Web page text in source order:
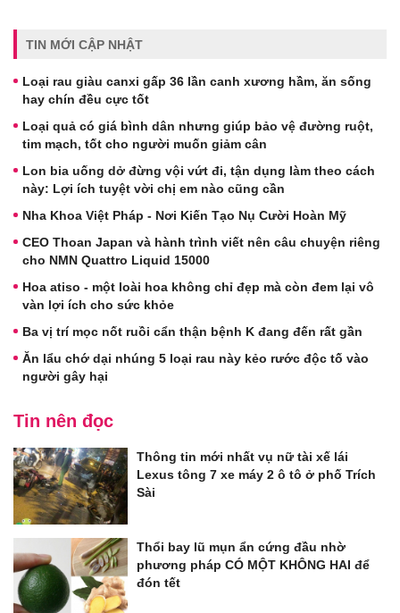
TIN MỚI CẬP NHẬT
Loại rau giàu canxi gấp 36 lần canh xương hầm, ăn sống
hay chín đều cực tốt
Loại quả có giá bình dân nhưng giúp bảo vệ đường ruột,
tim mạch, tốt cho người muốn giảm cân
Lon bia uống dở đừng vội vứt đi, tận dụng làm theo cách
này: Lợi ích tuyệt vời chị em nào cũng cần
Nha Khoa Việt Pháp - Nơi Kiến Tạo Nụ Cười Hoàn Mỹ
CEO Thoan Japan và hành trình viết nên câu chuyện riêng
cho NMN Quattro Liquid 15000
Hoa atiso - một loài hoa không chỉ đẹp mà còn đem lại vô
vàn lợi ích cho sức khỏe
Ba vị trí mọc nốt ruồi cẩn thận bệnh K đang đến rất gần
Ăn lẩu chớ dại nhúng 5 loại rau này kẻo rước độc tố vào
người gây hại
Tin nên đọc
Thông tin mới nhất vụ nữ tài xế lái
Lexus tông 7 xe máy 2 ô tô ở phố Trích
Sài
Thổi bay lũ mụn ẩn cứng đầu nhờ
phương pháp CÓ MỘT KHÔNG HAI để
đón tết